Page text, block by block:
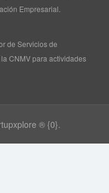
Empresarial.
de Servicios de
CNMV para actividades
® {0}.